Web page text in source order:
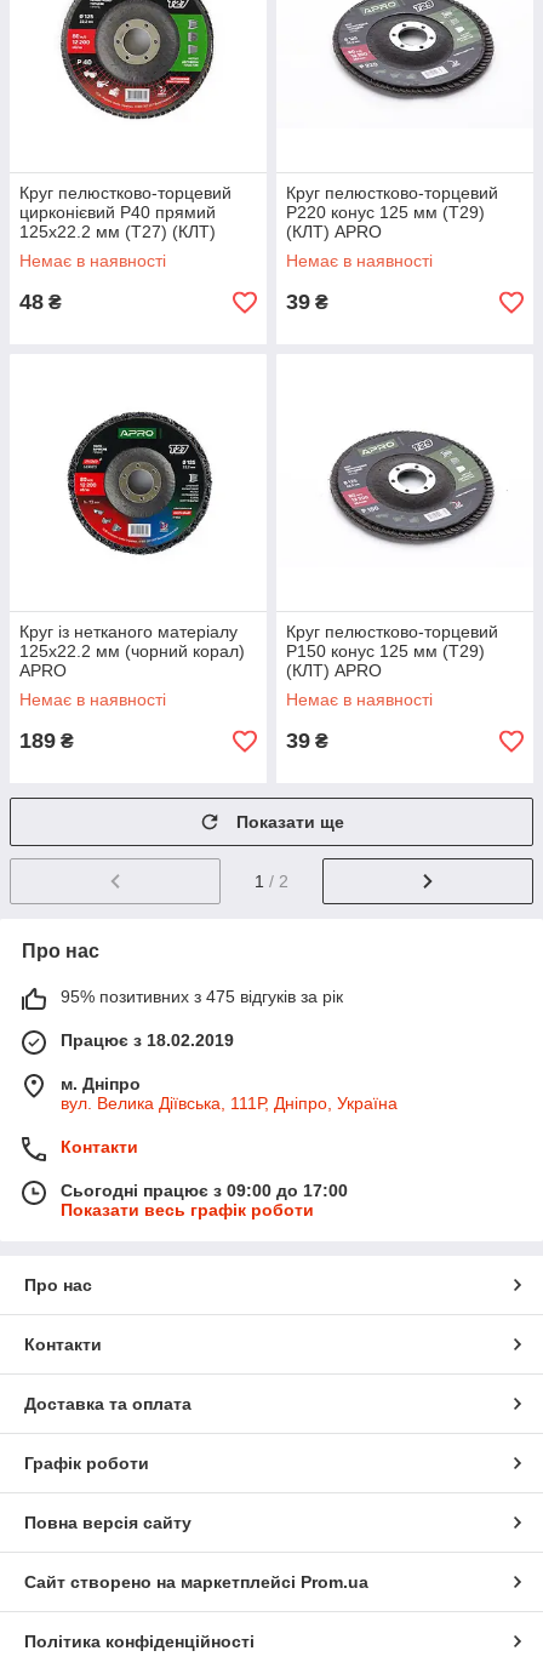
Круг пелюстково-торцевий
цирконієвий Р40 прямий
125х22.2 мм (Т27) (КЛТ)
APRO
Немає в наявності
48 ₴
Круг пелюстково-торцевий
Р220 конус 125 мм (Т29)
(КЛТ) APRO
Немає в наявності
39 ₴
Круг із нетканого матеріалу
125х22.2 мм (чорний корал)
APRO
Немає в наявності
189 ₴
Круг пелюстково-торцевий
Р150 конус 125 мм (Т29)
(КЛТ) APRO
Немає в наявності
39 ₴
Показати ще
1 / 2
Про нас
95% позитивних з 475 відгуків за рік
Працює з 18.02.2019
м. Дніпро
вул. Велика Діївська, 111Р, Дніпро, Україна
Контакти
Сьогодні працює з 09:00 до 17:00
Показати весь графік роботи
Про нас
Контакти
Доставка та оплата
Графік роботи
Повна версія сайту
Сайт створено на маркетплейсі Prom.ua
Політика конфіденційності